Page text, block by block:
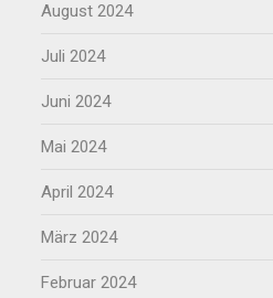
August 2024
Juli 2024
Juni 2024
Mai 2024
April 2024
März 2024
Februar 2024